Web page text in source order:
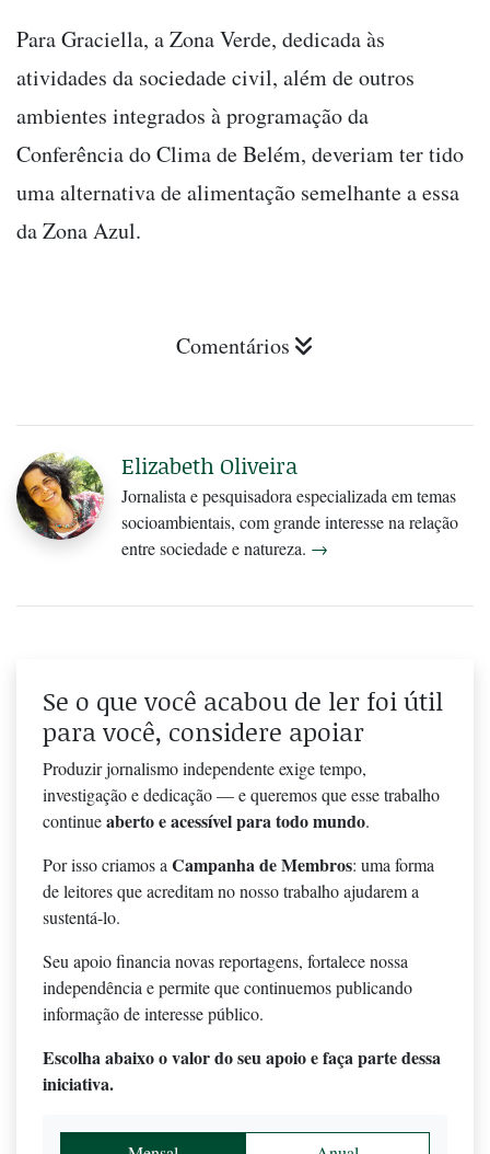
Para Graciella, a Zona Verde, dedicada às
atividades da sociedade civil, além de outros
ambientes integrados à programação da
Conferência do Clima de Belém, deveriam ter tido
uma alternativa de alimentação semelhante a essa
da Zona Azul.
Comentários
Elizabeth Oliveira
Jornalista e pesquisadora especializada em temas
socioambientais, com grande interesse na relação
entre sociedade e natureza. →
Se o que você acabou de ler foi útil
para você, considere apoiar
Produzir jornalismo independente exige tempo,
investigação e dedicação — e queremos que esse trabalho
continueaberto e acessível para todo mundo.
Por isso criamos a Campanha de Membros: uma forma
de leitores que acreditam no nosso trabalho ajudarem a
sustentá-lo.
Seu apoio financia novas reportagens, fortalece nossa
independência e permite que continuemos publicando
informação de interesse público.
Escolha abaixo o valor do seu apoio e faça parte dessa
iniciativa.